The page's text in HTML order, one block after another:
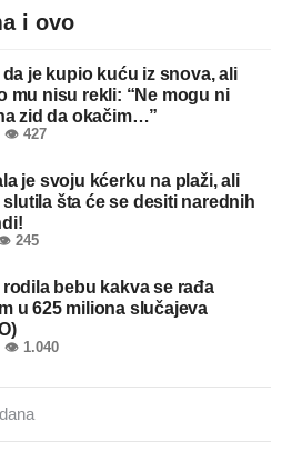
i ovo
da je kupio kuću iz snova, ali
mu nisu rekli: “Ne mogu ni
zid da okačim…”
👁 427
je svoju kćerku na plaži, ali
slutila šta će se desiti narednih
245
rodila bebu kakva se rađa
u 625 miliona slučajeva
👁 1.040